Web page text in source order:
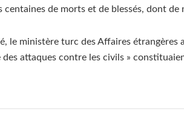
centaines de morts et de blessés, dont de
le ministère turc des Affaires étrangères
des attaques contre les civils »